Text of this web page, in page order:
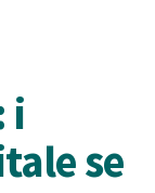
i
se